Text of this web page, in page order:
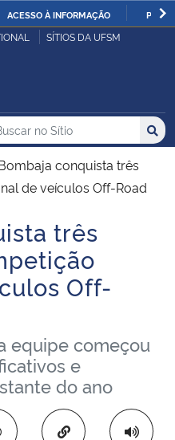
ACESSO À INFORMAÇÃO
SÍTIOS DA UFSM
no no Sítio
conquista três
de veículos Off-Road
três
Off-
equipe começou
e
do ano
Copiar para área